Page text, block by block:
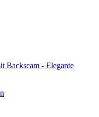
Backseam - Elegante